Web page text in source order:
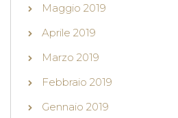
Maggio 2019
Aprile 2019
Marzo 2019
Febbraio 2019
Gennaio 2019